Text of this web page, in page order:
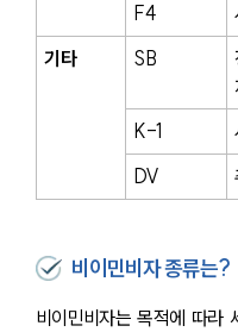
F4
기타
SB
K-1
DV
비이민비자 종류는?
비이민비자는 목적에 따라